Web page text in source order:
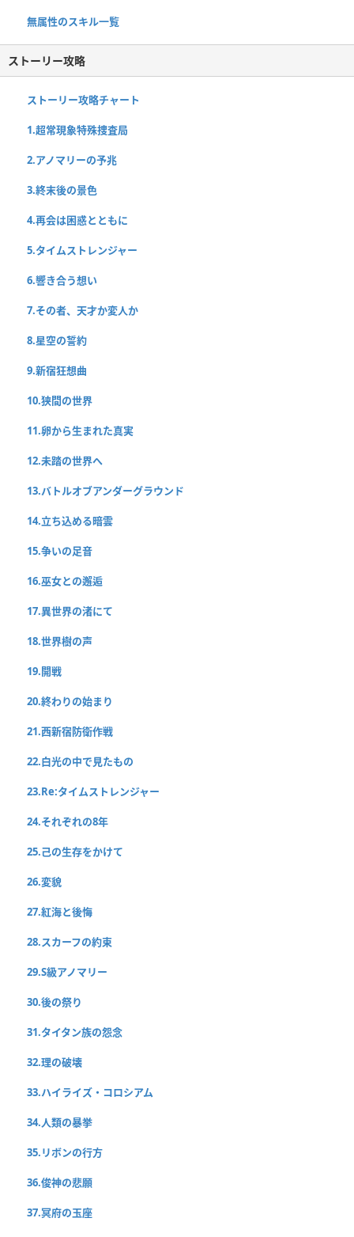
無属性のスキル一覧
ストーリー攻略
ストーリー攻略チャート
1.超常現象特殊捜査局
2.アノマリーの予兆
3.終末後の景色
4.再会は困惑とともに
5.タイムストレンジャー
6.響き合う想い
7.その者、天才か変人か
8.星空の誓約
9.新宿狂想曲
10.狭間の世界
11.卵から生まれた真実
12.未踏の世界へ
13.バトルオブアンダーグラウンド
14.立ち込める暗雲
15.争いの足音
16.巫女との邂逅
17.異世界の渚にて
18.世界樹の声
19.開戦
20.終わりの始まり
21.西新宿防衛作戦
22.白光の中で見たもの
23.Re:タイムストレンジャー
24.それぞれの8年
25.己の生存をかけて
26.変貌
27.紅海と後悔
28.スカーフの約束
29.S級アノマリー
30.後の祭り
31.タイタン族の怨念
32.理の破壊
33.ハイライズ・コロシアム
34.人類の暴挙
35.リボンの行方
36.俊神の悲願
37.冥府の玉座